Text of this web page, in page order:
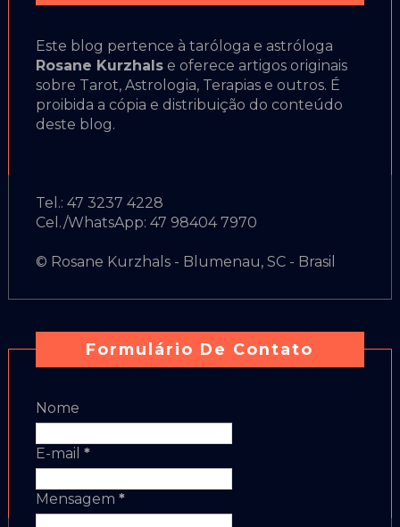
Este blog pertence à taróloga e astróloga
Rosane Kurzhalse oferece artigos originais
sobre Tarot, Astrologia, Terapias e outros. É
proibida a cópia e distribuição do conteúdo
deste blog.
Tel.: 47 3237 4228
Cel./WhatsApp: 47 98404 7970
© Rosane Kurzhals - Blumenau, SC - Brasil
Formulário De Contato
Nome
E-mail *
Mensagem *